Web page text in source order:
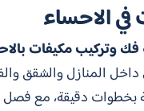
الاحساء
فك وتركيب مكيفات
المنازل والشقق
بخطوات دقيقة، مع فصل